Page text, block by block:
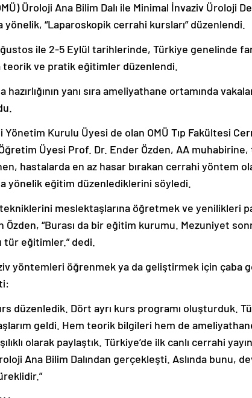
Üroloji Ana Bilim Dalı ile Minimal İnvaziv Üroloji
“Laparoskopik cerrahi kursları” düzenlendi.
ile 2-5 Eylül tarihlerinde, Türkiye genelinde
teorik ve pratik eğitimler düzenlendi.
yanı sıra ameliyathane ortamında
Kurulu Üyesi de olan OMÜ Tıp Fakültesi
Üyesi Prof. Dr. Ender Özden, AA
hastalarda en az hasar bırakan cerrahi yöntem
yönelik eğitim düzenlediklerini söyledi.
meslektaşlarına öğretmek ve yenilikleri
“Burası da bir eğitim kurumu. Mezuniyet
tür eğitimler.” dedi.
yöntemleri öğrenmek ya da geliştirmek için çaba
düzenledik. Dört ayrı kurs programı oluşturduk.
geldi. Hem teorik bilgileri hem de
olarak paylaştık. Türkiye’de ilk canlı cerrahi
Ana Bilim Dalından gerçekleşti. Aslında bunu,